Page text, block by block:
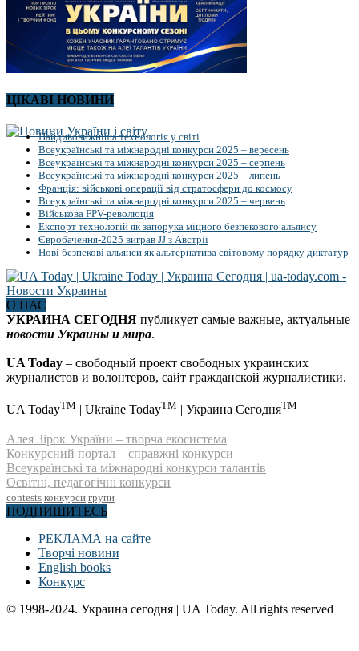
ЦІКАВІ НОВИНИ
Найдивовижніша технологія у світі
Всеукраїнські та міжнародні конкурси 2025 – вересень
Всеукраїнські та міжнародні конкурси 2025 – серпень
Всеукраїнські та міжнародні конкурси 2025 – липень
Франція: військові операції від стратосфери до космосу
Всеукраїнські та міжнародні конкурси 2025 – червень
Військова FPV-революція
Експорт технологій як запорука міцного безпекового альянсу
Євробачення-2025 виграв JJ з Австрії
Нові безпекові альянси як альтернатива світовому порядку диктатур
О НАС
УКРАИНА СЕГОДНЯ публикует самые важные, актуальные
новости Украины и мира.
UA Today – свободный проект свободных украинских
журналистов и волонтеров, сайт гражданской журналистики.
UA TodayTM | Ukraine TodayTM | Украина СегодняTM
Алея Зірок України – творча екосистема
Конкурсний портал – справжні конкурси
Всеукраїнські та міжнародні конкурси талантів
Освітні, педагогічні конкурси
contests конкурси групи
ПОДПИШИТЕСЬ
РЕКЛАМА на сайте
Творчі новини
English books
Конкурс
© 1998-2024. Украина сегодня | UA Today. All rights reserved